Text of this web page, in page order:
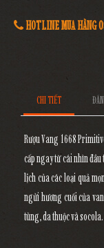
HOTLINE MUA HÀNG
CHI TIẾT
Rượu Vang 1668
cấp ngay từ cái nhìn
lịch của các loại quả
ngửi hương cuối của
tùng, da thuộc và socola.